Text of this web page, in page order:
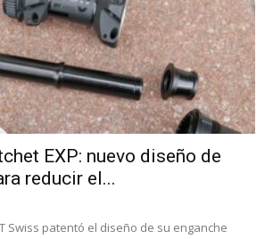
EXP: nuevo diseño de
reducir el...
Swiss patentó el diseño de su enganche